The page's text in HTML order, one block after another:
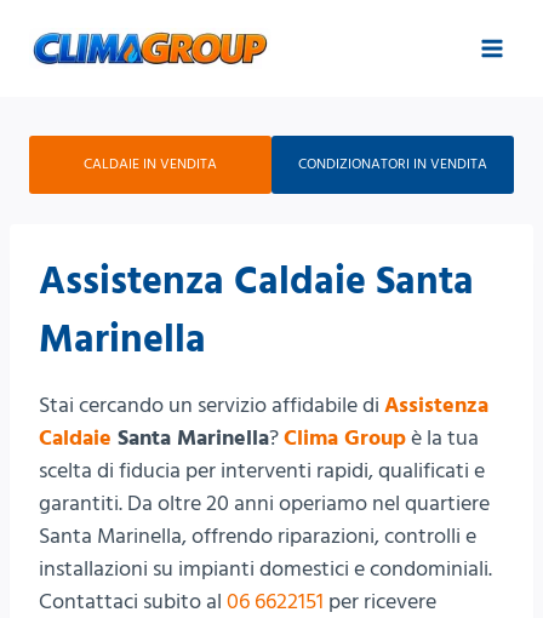
CALDAIE IN VENDITA CONDIZIONATORI IN VENDITA
Assistenza Caldaie Santa
Marinella
Stai cercando un servizio affidabile di Assistenza
Caldaie Santa Marinella?Clima Groupè la tua
scelta di fiducia per interventi rapidi, qualificati e
garantiti. Da oltre 20 anni operiamo nel quartiere
Santa Marinella, offrendo riparazioni, controlli e
installazioni su impianti domestici e condominiali.
Contattaci subito al 06 6622151 per ricevere